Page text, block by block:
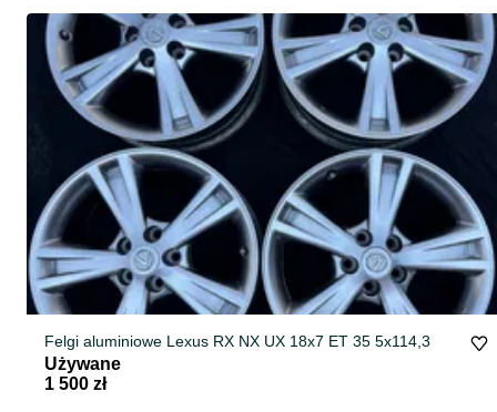
Felgi aluminiowe Lexus RX NX UX 18x7 ET 35 5x114,3
Używane
1 500 zł